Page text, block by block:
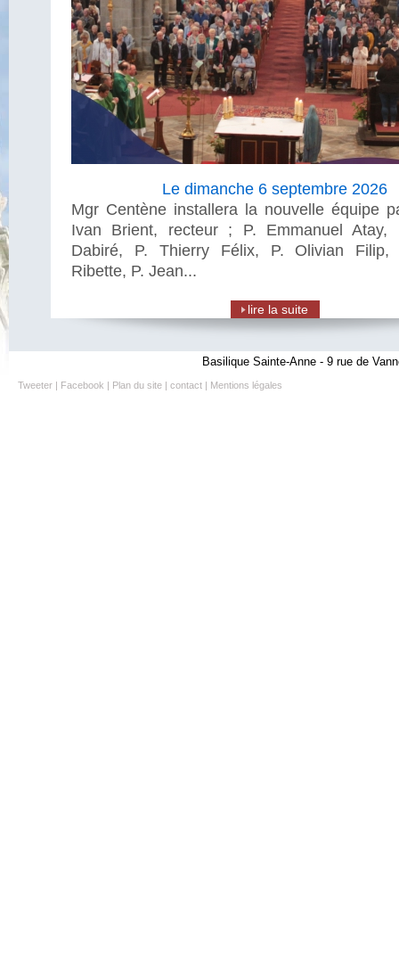
Le dimanche 6 septembre 2026
Mgr Centène installera la nouvelle équipe
Ivan Brient, recteur ; P. Emmanuel Atay,
Dabiré, P. Thierry Félix, P. Olivian Filip,
Ribette, P. Jean...
lire la suite
Basilique Sainte-Anne - 9 rue de
Tweeter | Facebook | Plan du site | contact | Mentions légales